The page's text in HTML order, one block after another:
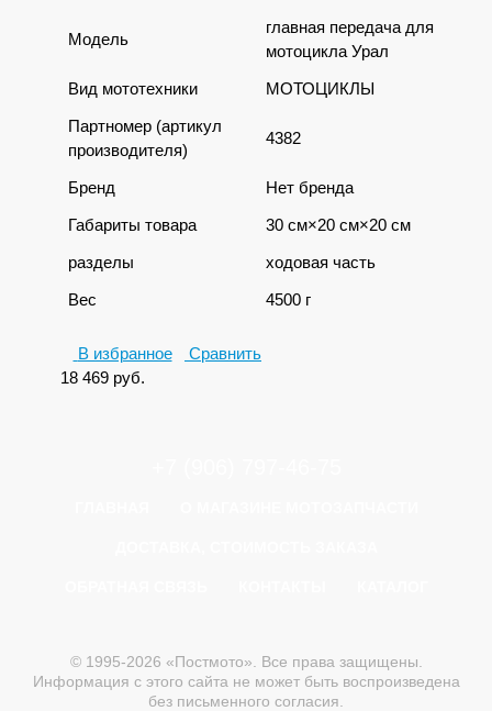
Модель
главная передача для
мотоцикла Урал
Вид мототехники
МОТОЦИКЛЫ
Партномер (артикул
производителя)
4382
Бренд
Нет бренда
Габариты товара
30 см×20 см×20 см
разделы
ходовая часть
Вес
4500 г
В избранное
Сравнить
18 469 руб.
© 1995-2026 «Постмото». Все права защищены.
Информация с этого сайта не может быть воспроизведена
без письменного согласия.